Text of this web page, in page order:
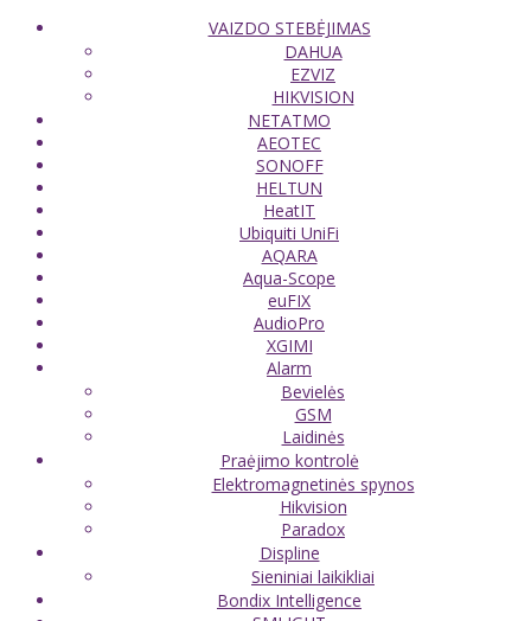
VAIZDO STEBĖJIMAS
DAHUA
EZVIZ
HIKVISION
NETATMO
AEOTEC
SONOFF
HELTUN
HeatIT
Ubiquiti UniFi
AQARA
Aqua-Scope
euFIX
AudioPro
XGIMI
Alarm
Bevielės
GSM
Laidinės
Praėjimo kontrolė
Elektromagnetinės spynos
Hikvision
Paradox
Displine
Sieniniai laikikliai
Bondix Intelligence